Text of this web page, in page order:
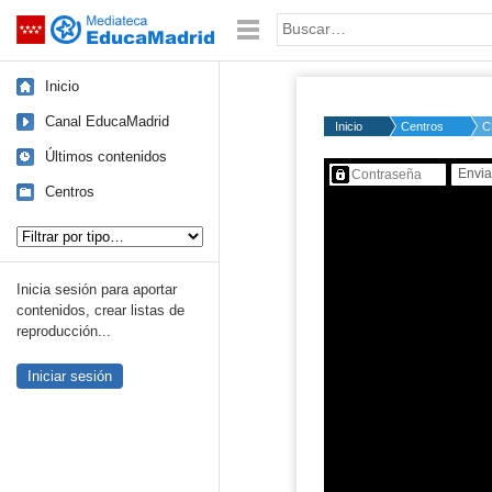
Saltar navegación Palabra o frase:
Inicio
Canal EducaMadrid
Últimos contenidos
Centros
Inicia sesión para aportar
contenidos, crear listas de
reproducción...
Iniciar sesión
Inicio Centros
Contenido protegido…